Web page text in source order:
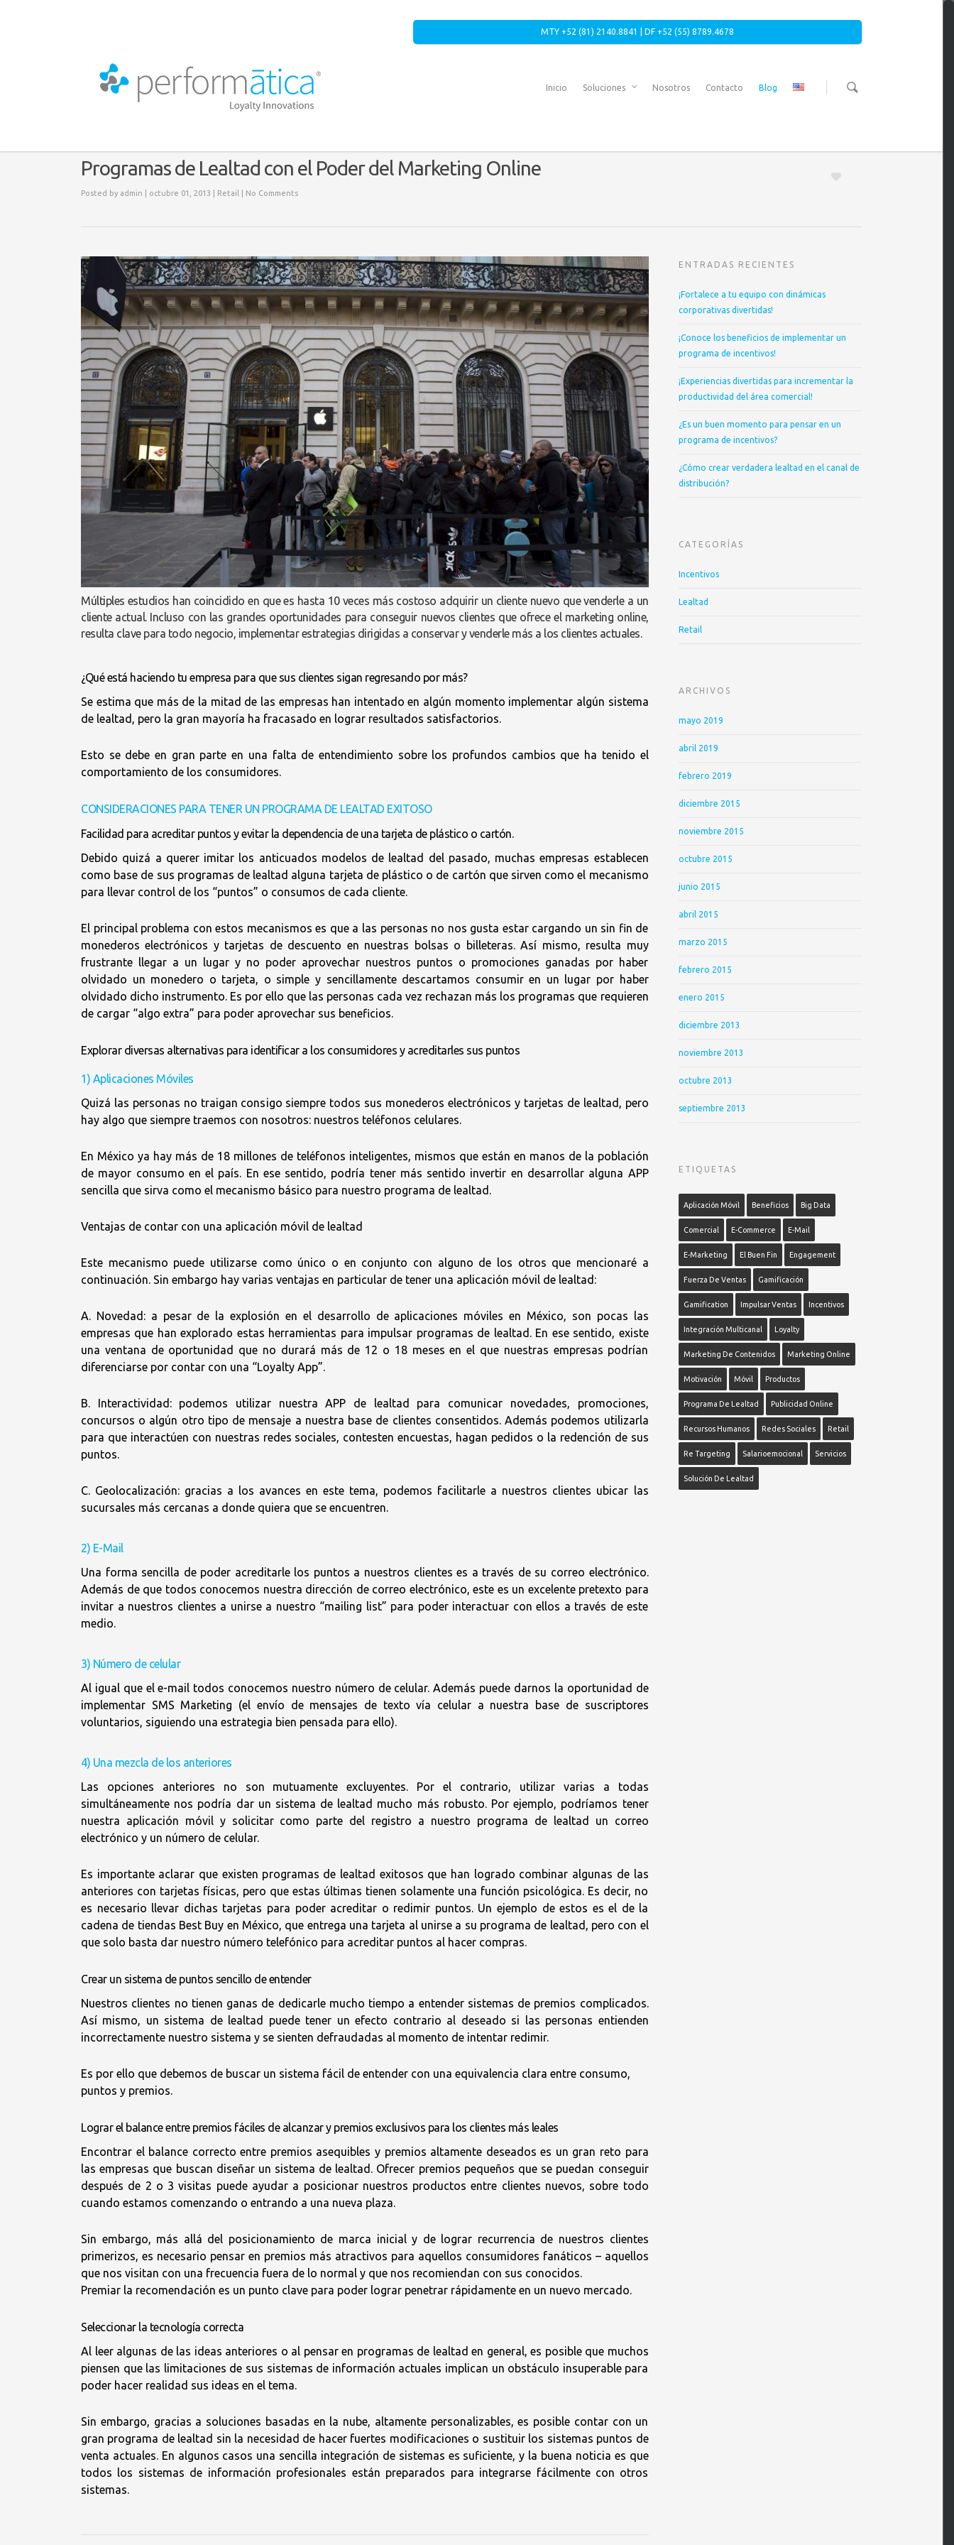
MTY +52 (81) 2140.8841 | DF +52 (55) 8789.4678
Inicio Soluciones Nosotros Contacto Blog
Programas de Lealtad con el Poder del Marketing Online
Posted by admin | octubre 01, 2013 | Retail No Comments
Múltiples estudios han coincidido en que es hasta 10 veces más costoso adquirir un cliente nuevo que venderle a un
cliente actual. Incluso con las grandes oportunidades para conseguir nuevos clientes que ofrece el marketing online,
resulta clave para todo negocio, implementar estrategias dirigidas a conservar y venderle más a los clientes actuales.
¿Qué está haciendo tu empresa para que sus clientes sigan regresando por más?
Se estima que más de la mitad de las empresas han intentado en algún momento implementar algún sistema
de lealtad, pero la gran mayoría ha fracasado en lograr resultados satisfactorios.
Esto se debe en gran parte en una falta de entendimiento sobre los profundos cambios que ha tenido el
comportamiento de los consumidores.
CONSIDERACIONES PARA TENER UN PROGRAMA DE LEALTAD EXITOSO
Facilidad para acreditar puntos y evitar la dependencia de una tarjeta de plástico o cartón.
Debido quizá a querer imitar los anticuados modelos de lealtad del pasado, muchas empresas establecen
como base de sus programas de lealtad alguna tarjeta de plástico o de cartón que sirven como el mecanismo
para llevar control de los “puntos” o consumos de cada cliente.
El principal problema con estos mecanismos es que a las personas no nos gusta estar cargando un sin fin de
monederos electrónicos y tarjetas de descuento en nuestras bolsas o billeteras. Así mismo, resulta muy
frustrante llegar a un lugar y no poder aprovechar nuestros puntos o promociones ganadas por haber
olvidado un monedero o tarjeta, o simple y sencillamente descartamos consumir en un lugar por haber
olvidado dicho instrumento. Es por ello que las personas cada vez rechazan más los programas que requieren
de cargar “algo extra” para poder aprovechar sus beneficios.
Explorar diversas alternativas para identificar a los consumidores y acreditarles sus puntos
1) Aplicaciones Móviles
Quizá las personas no traigan consigo siempre todos sus monederos electrónicos y tarjetas de lealtad, pero
hay algo que siempre traemos con nosotros: nuestros teléfonos celulares.
En México ya hay más de 18 millones de teléfonos inteligentes, mismos que están en manos de la población
de mayor consumo en el país. En ese sentido, podría tener más sentido invertir en desarrollar alguna APP
sencilla que sirva como el mecanismo básico para nuestro programa de lealtad.
Ventajas de contar con una aplicación móvil de lealtad
Este mecanismo puede utilizarse como único o en conjunto con alguno de los otros que mencionaré a
continuación. Sin embargo hay varias ventajas en particular de tener una aplicación móvil de lealtad:
A. Novedad:a pesar de la explosión en el desarrollo de aplicaciones móviles en México, son pocas las
empresas que han explorado estas herramientas para impulsar programas de lealtad. En ese sentido, existe
una ventana de oportunidad que no durará más de 12 o 18 meses en el que nuestras empresas podrían
diferenciarse por contar con una “Loyalty App”.
B. Interactividad:podemos utilizar nuestra APP de lealtad para comunicar novedades, promociones,
concursos o algún otro tipo de mensaje a nuestra base de clientes consentidos. Además podemos utilizarla
para que interactúen con nuestras redes sociales, contesten encuestas, hagan pedidos o la redención de sus
puntos.
C. Geolocalización: gracias a los avances en este tema, podemos facilitarle a nuestros clientes ubicar las
sucursales más cercanas a donde quiera que se encuentren.
2) E-Mail
Una forma sencilla de poder acreditarle los puntos a nuestros clientes es a través de su correo electrónico.
Además de que todos conocemos nuestra dirección de correo electrónico, este es un excelente pretexto para
invitar a nuestros clientes a unirse a nuestro “mailing list” para poder interactuar con ellos a través de este
medio.
3) Número de celular
Al igual que el e-mail todos conocemos nuestro número de celular. Además puede darnos la oportunidad de
implementar SMS Marketing (el envío de mensajes de texto vía celular a nuestra base de suscriptores
voluntarios, siguiendo una estrategia bien pensada para ello).
4) Una mezcla de los anteriores
Las opciones anteriores no son mutuamente excluyentes. Por el contrario, utilizar varias a todas
simultáneamente nos podría dar un sistema de lealtad mucho más robusto. Por ejemplo, podríamos tener
nuestra aplicación móvil y solicitar como parte del registro a nuestro programa de lealtad un correo
electrónico y un número de celular.
Es importante aclarar que existen programas de lealtad exitosos que han logrado combinar algunas de las
anteriores con tarjetas físicas, pero que estas últimas tienen solamente una función psicológica. Es decir, no
es necesario llevar dichas tarjetas para poder acreditar o redimir puntos. Un ejemplo de estos es el de la
cadena de tiendas Best Buy en México, que entrega una tarjeta al unirse a su programa de lealtad, pero con el
que solo basta dar nuestro número telefónico para acreditar puntos al hacer compras.
Crear un sistema de puntos sencillo de entender
Nuestros clientes no tienen ganas de dedicarle mucho tiempo a entender sistemas de premios complicados.
Así mismo, un sistema de lealtad puede tener un efecto contrario al deseado si las personas entienden
incorrectamente nuestro sistema y se sienten defraudadas al momento de intentar redimir.
Es por ello que debemos de buscar un sistema fácil de entender con una equivalencia clara entre consumo,
puntos y premios.
Lograr el balance entre premios fáciles de alcanzar y premios exclusivos para los clientes más leales
Encontrar el balance correcto entre premios asequibles y premios altamente deseados es un gran reto para
las empresas que buscan diseñar un sistema de lealtad. Ofrecer premios pequeños que se puedan conseguir
después de 2 o 3 visitas puede ayudar a posicionar nuestros productos entre clientes nuevos, sobre todo
cuando estamos comenzando o entrando a una nueva plaza.
Sin embargo, más allá del posicionamiento de marca inicial y de lograr recurrencia de nuestros clientes
primerizos, es necesario pensar en premios más atractivos para aquellos consumidores fanáticos – aquellos
que nos visitan con una frecuencia fuera de lo normal y que nos recomiendan con sus conocidos.
Premiar la recomendación es un punto clave para poder lograr penetrar rápidamente en un nuevo mercado.
Seleccionar la tecnología correcta
Al leer algunas de las ideas anteriores o al pensar en programas de lealtad en general, es posible que muchos
piensen que las limitaciones de sus sistemas de información actuales implican un obstáculo insuperable para
poder hacer realidad sus ideas en el tema.
Sin embargo, gracias a soluciones basadas en la nube, altamente personalizables, es posible contar con un
gran programa de lealtad sin la necesidad de hacer fuertes modificaciones o sustituir los sistemas puntos de
venta actuales. En algunos casos una sencilla integración de sistemas es suficiente, y la buena noticia es que
todos los sistemas de información profesionales están preparados para integrarse fácilmente con otros
sistemas.
ENTRADAS RECIENTES
¡Fortalece a tu equipo con dinámicas
corporativas divertidas!
¡Conoce los beneficios de implementar un
programa de incentivos!
¡Experiencias divertidas para incrementar la
productividad del área comercial!
¿Es un buen momento para pensar en un
programa de incentivos?
¿Cómo crear verdadera lealtad en el canal de
distribución?
CATEGORÍAS
Incentivos
Lealtad
Retail
ARCHIVOS
mayo 2019
abril 2019
febrero 2019
diciembre 2015
noviembre 2015
octubre 2015
junio 2015
abril 2015
marzo 2015
febrero 2015
enero 2015
diciembre 2013
noviembre 2013
octubre 2013
septiembre 2013
ETIQUETAS
Aplicación Móvil Beneficios Big Data
Comercial E-Commerce E-Mail
E-Marketing El Buen Fin Engagement
Fuerza De Ventas Gamificación
Gamification Impulsar Ventas Incentivos
Integración Multicanal Loyalty
Marketing De Contenidos Marketing Online
Motivación Móvil Productos
Programa De Lealtad Publicidad Online
Recursos Humanos Redes Sociales Retail
Re Targeting Salarioemocional Servicios
Solución De Lealtad